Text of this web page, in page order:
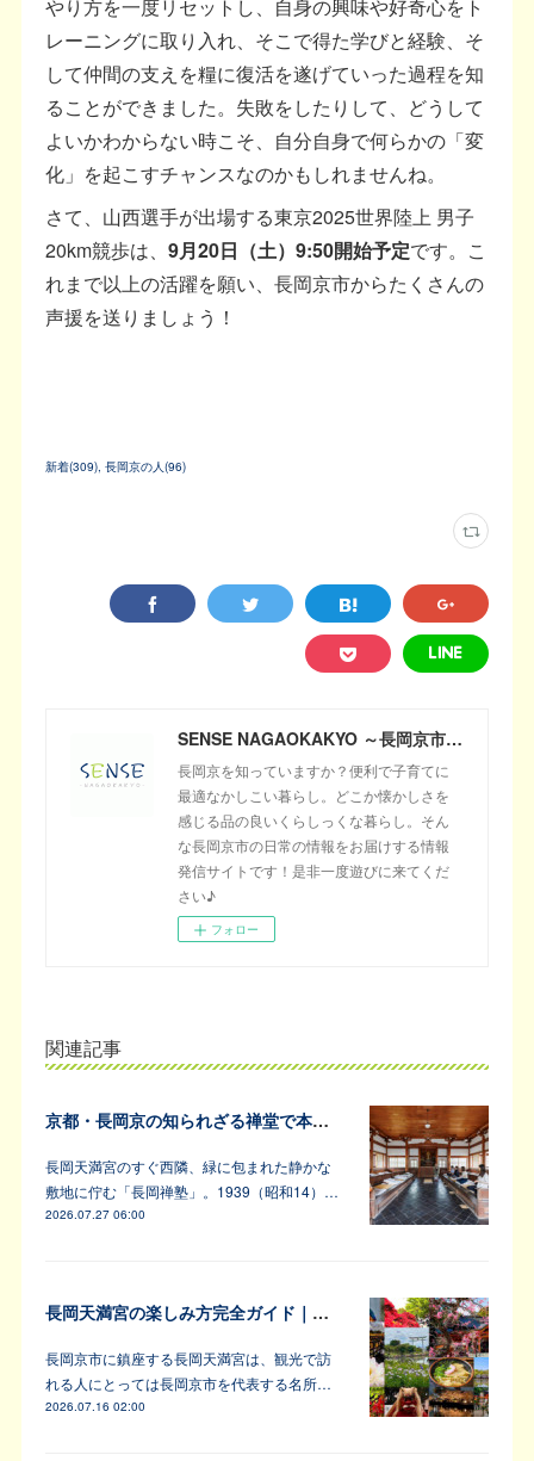
やり方を一度リセットし、自身の興味や好奇心をト
レーニングに取り入れ、そこで得た学びと経験、そ
して仲間の支えを糧に復活を遂げていった過程を知
ることができました。失敗をしたりして、どうして
よいかわからない時こそ、自分自身で何らかの「変
化」を起こすチャンスなのかもしれませんね。
さて、山西選手が出場する東京2025世界陸上 男子
20km競歩は、9月20日（土）9:50開始予定です。こ
れまで以上の活躍を願い、長岡京市からたくさんの
声援を送りましょう！
新着(309) 長岡京の人(96)
SENSE NAGAOKAKYO ～長岡京市のサブサイト～
長岡京を知っていますか？便利で子育てに
最適なかしこい暮らし。どこか懐かしさを
感じる品の良いくらしっくな暮らし。そん
な長岡京市の日常の情報をお届けする情報
発信サイトです！是非一度遊びに来てくだ
さい♪
フォロー
関連記事
京都・長岡京の知られざる禅堂で本格的な坐禅体験
長岡天満宮のすぐ西隣、緑に包まれた静かな
敷地に佇む「長岡禅塾」。1939（昭和14）…
2026.07.27 06:00
長岡天満宮の楽しみ方完全ガイド｜アンバサダーが教えます！
長岡京市に鎮座する長岡天満宮は、観光で訪
れる人にとっては長岡京市を代表する名所…
2026.07.16 02:00